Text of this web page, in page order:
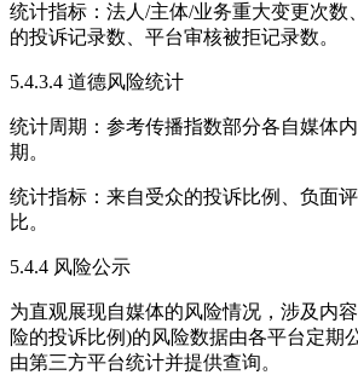
统计指标：法人/主体/业务重大变更次数
的投诉记录数、平台审核被拒记录数。
5.4.3.4 道德风险统计
统计周期：参考传播指数部分各自媒体
期。
统计指标：来自受众的投诉比例、负面
比。
5.4.4 风险公示
为直观展现自媒体的风险情况，涉及内
险的投诉比例)的风险数据由各平台定期
由第三方平台统计并提供查询。